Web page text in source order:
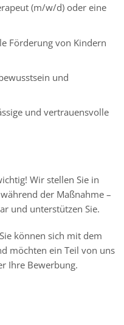
(m/w/d) oder eine
Förderung von Kindern
und
und vertrauensvolle
Wir stellen Sie in
der Maßnahme –
und unterstützen Sie.
können sich mit dem
möchten ein Teil von uns
Ihre Bewerbung.